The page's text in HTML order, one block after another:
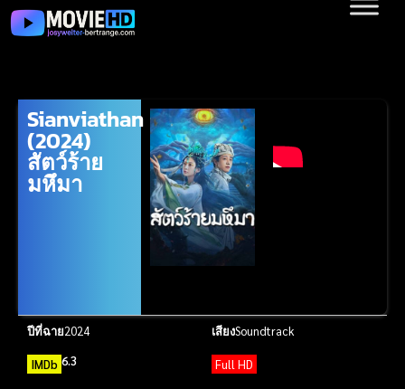
Sianviathan
(2024)
สัตว์ร้าย
มหึมา
ปีที่ฉาย2024 เสียงSoundtrack
IMDb 6.3 Full HD